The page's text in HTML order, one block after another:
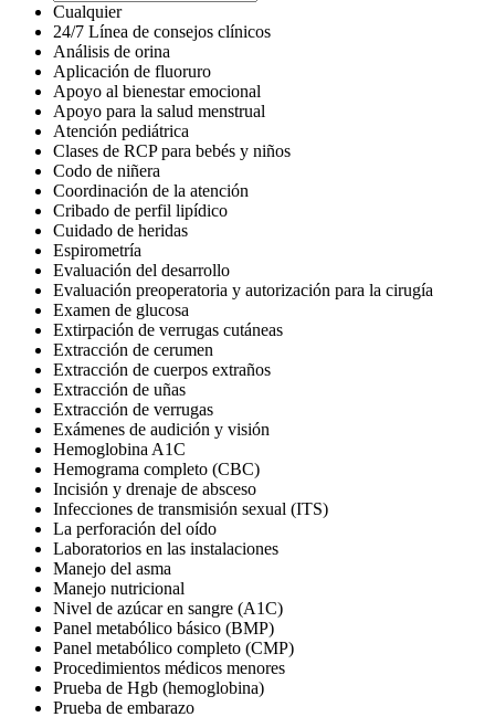
Cualquier
24/7 Línea de consejos clínicos
Análisis de orina
Aplicación de fluoruro
Apoyo al bienestar emocional
Apoyo para la salud menstrual
Atención pediátrica
Clases de RCP para bebés y niños
Codo de niñera
Coordinación de la atención
Cribado de perfil lipídico
Cuidado de heridas
Espirometría
Evaluación del desarrollo
Evaluación preoperatoria y autorización para la cirugía
Examen de glucosa
Extirpación de verrugas cutáneas
Extracción de cerumen
Extracción de cuerpos extraños
Extracción de uñas
Extracción de verrugas
Exámenes de audición y visión
Hemoglobina A1C
Hemograma completo (CBC)
Incisión y drenaje de absceso
Infecciones de transmisión sexual (ITS)
La perforación del oído
Laboratorios en las instalaciones
Manejo del asma
Manejo nutricional
Nivel de azúcar en sangre (A1C)
Panel metabólico básico (BMP)
Panel metabólico completo (CMP)
Procedimientos médicos menores
Prueba de Hgb (hemoglobina)
Prueba de embarazo